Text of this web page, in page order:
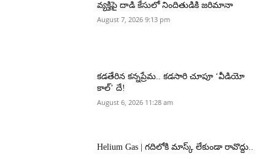
వ్యక్తిపై దాడి కేసులో నిందితుడికి జరిమానా
August 7, 2026 9:13 pm
కడతేరిన కన్నప్రేమ.. కడసారి చూపూ ‘వీడియో
కాల్’ దే!
August 6, 2026 11:28 am
Helium Gas | గదిలోకి మాస్క్ లేకుండా రావొద్దు..